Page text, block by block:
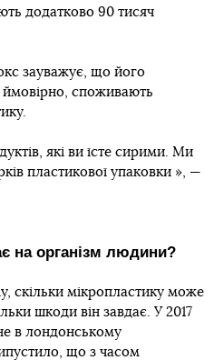
додатково 90 тисяч
зауважує, що його
споживають
які ви їсте сирими. Ми
пластикової упаковки », —
на організм людини?
скільки мікропластику може
шкоди він завдає. У 2017
в лондонському
що з часом